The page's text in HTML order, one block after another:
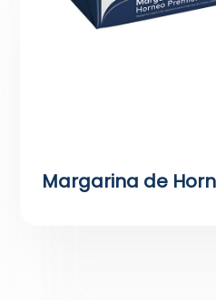
Margarina de